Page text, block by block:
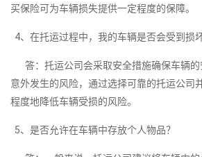
买保险可为车辆损失提供一定程度的保障。
4、在托运过程中，我的车辆是否会受到损坏
答：托运公司会采取安全措施确保车辆的
意外发生的风险，通过选择可靠的托运公司
程度地降低车辆受损的风险。
5、是否允许在车辆中存放个人物品？